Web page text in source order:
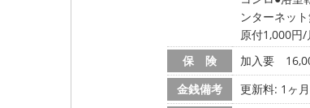
ンターネッ
原付1,000
保 険
加入要
金銭備考
更新料: 1ヶ月